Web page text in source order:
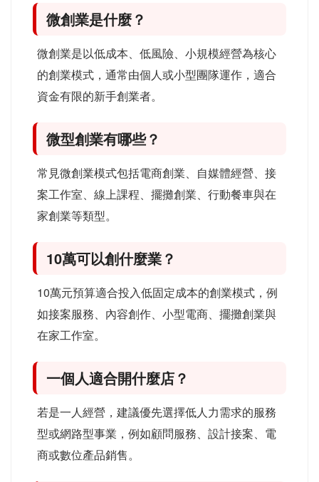
微創業是什麼？
微創業是以低成本、低風險、小規模經營為核心
的創業模式，通常由個人或小型團隊運作，適合
資金有限的新手創業者。
微型創業有哪些？
常見微創業模式包括電商創業、自媒體經營、接
案工作室、線上課程、擺攤創業、行動餐車與在
家創業等類型。
10萬可以創什麼業？
10萬元預算適合投入低固定成本的創業模式，例
如接案服務、內容創作、小型電商、擺攤創業與
在家工作室。
一個人適合開什麼店？
若是一人經營，建議優先選擇低人力需求的服務
型或網路型事業，例如顧問服務、設計接案、電
商或數位產品銷售。